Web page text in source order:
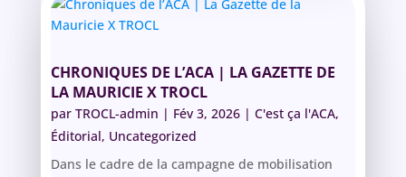
CHRONIQUES DE L’ACA | LA GAZETTE DE
LA MAURICIE X TROCL
par TROCL-admin | Fév 3, 2026| C'est ça l'ACA,
Éditorial, Uncategorized
Dans le cadre de la campagne de mobilisation